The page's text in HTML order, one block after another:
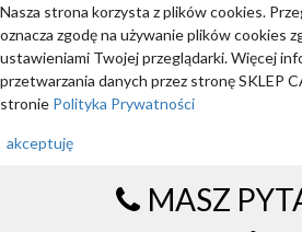
Nasza strona korzysta z plików cookies.
oznacza zgodę na używanie plików cookies
ustawieniami Twojej przeglądarki. Więcej
przetwarzania danych przez stronę SKLEP
stronie Polityka Prywatności
akceptuję
MASZ